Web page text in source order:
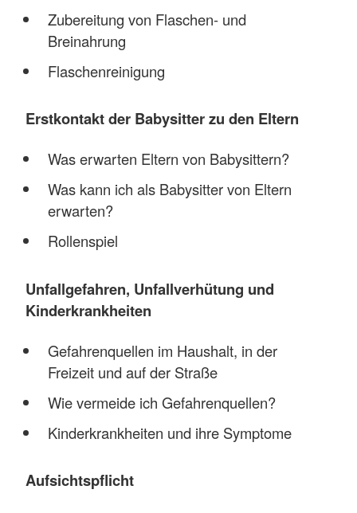
Zubereitung von Flaschen- und
Breinahrung
Flaschenreinigung
Erstkontakt der Babysitter zu den Eltern
Was erwarten Eltern von Babysittern?
Was kann ich als Babysitter von Eltern
erwarten?
Rollenspiel
Unfallgefahren, Unfallverhütung und
Kinderkrankheiten
Gefahrenquellen im Haushalt, in der
Freizeit und auf der Straße
Wie vermeide ich Gefahrenquellen?
Kinderkrankheiten und ihre Symptome
Aufsichtspflicht